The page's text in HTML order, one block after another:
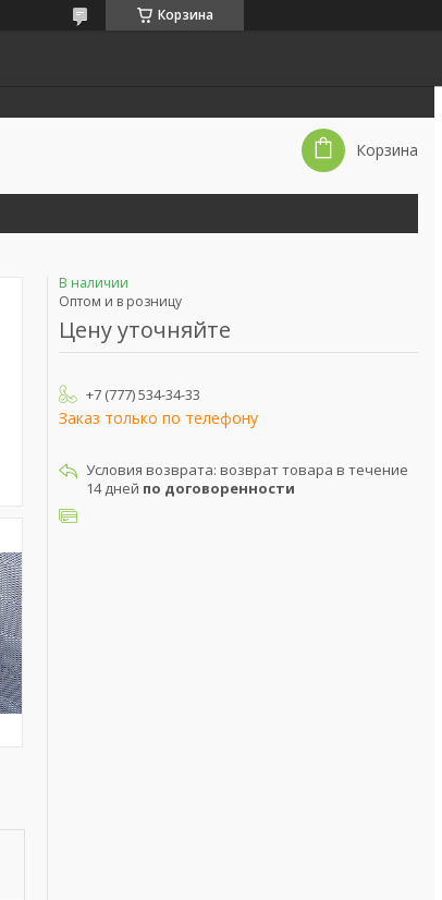
Корзина
Корзина
В наличии
Оптом и в розницу
Цену уточняйте
+7 (777) 534-34-33
Заказ только по телефону
возврат товара в течение
14 дней по договоренности